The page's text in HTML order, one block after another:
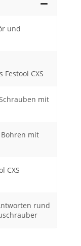
und
CXS
mit
mit
CXS
rund